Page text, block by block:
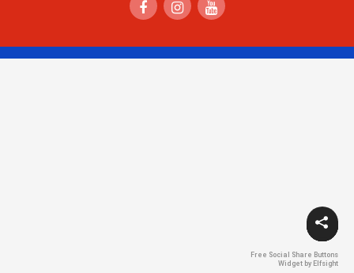
Free Social Share Buttons
Widget by Elfsight